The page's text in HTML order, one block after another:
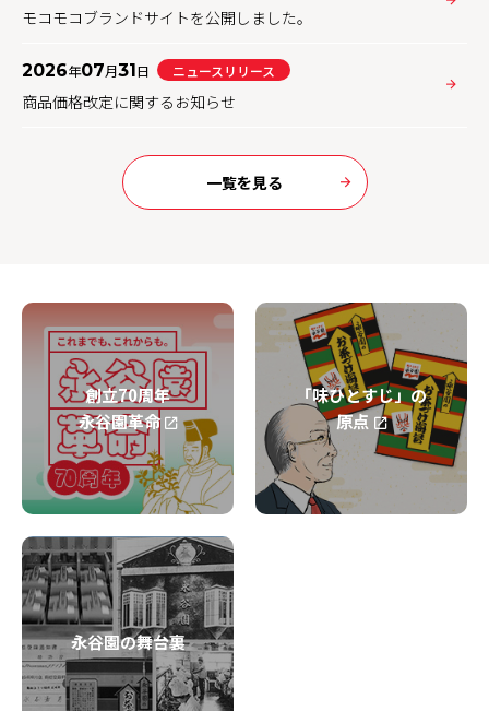
モコモコブランドサイトを公開しました。
2026年07月31日 ニュースリリース
商品価格改定に関するお知らせ
一覧を見る
創立70周年
永谷園革命
「味ひとすじ」の
原点
永谷園の舞台裏